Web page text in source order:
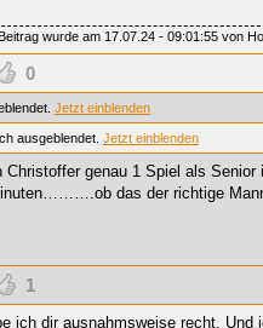
wurde am 17.07.24 - 09:01:55 von
0
Jetzt einblenden
ausgeblendet. Jetzt einblenden
Christoffer genau 1 Spiel als
das der richtige
1
ich dir ausnahmsweise recht.